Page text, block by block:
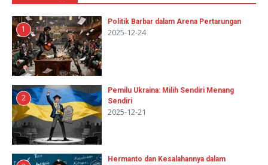
1
Politik Barbar dalam Arena Pertarungan
2025-12-24
2
Pemilu Ukraina: Milih Sendiri Menang
Sendiri
2025-12-21
Hermanto dan Kesalahannya dalam